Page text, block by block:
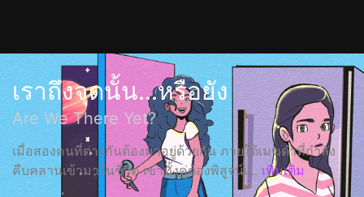
เราถึงจุดนั้น...หรือยัง
Are We There Yet?
เมื่อสองคนที่ต่างกันต้องมาอยู่ด้วยกัน ภายใต้เมฆดำที่กำลัง
คืบคลานเข้ามาในชีวิต เขาทั้งคู่ต้องพิสูจน์เ... เพิ่มเติม